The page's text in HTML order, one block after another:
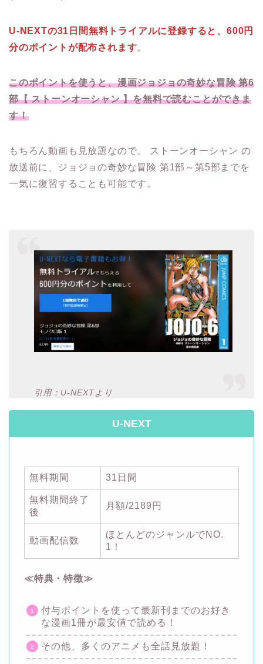
U-NEXTの31日間無料トライアルに登録すると、600円
分のポイントが配布されます。
このポイントを使うと、漫画ジョジョの奇妙な冒険 第6
部【 ストーンオーシャン 】を無料で読むことができま
す！
もちろん動画も見放題なので、 ストーンオーシャン の
放送前に、ジョジョの奇妙な冒険 第1部～第5部までを
一気に復習することも可能です。
引用：U-NEXTより
U-NEXT
無料期間 31日間
無料期間終了
後
月額/2189円
動画配信数
ほとんどのジャンルでNO.
1！
≪特典・特徴≫
付与ポイントを使って最新刊までのお好き
な漫画1冊が最安値で読める！
その他、多くのアニメも全話見放題！